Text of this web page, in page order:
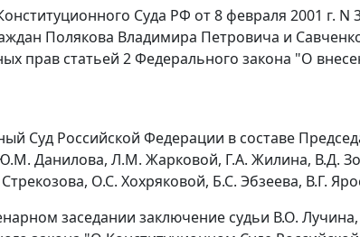
Суда РФ от 8 февраля 2001 г. N
Полякова Владимира Петровича и
прав статьей 2 Федерального закона "О
Суд Российской Федерации в составе
Данилова, Л.М. Жарковой, Г.А. Жилина, В.Д.
О.С. Хохряковой, Б.С. Эбзеева, В.Г.
заседании заключение судьи В.О.